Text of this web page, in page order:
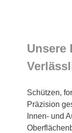
Unsere
Schützen,
Präzision
Innen- und